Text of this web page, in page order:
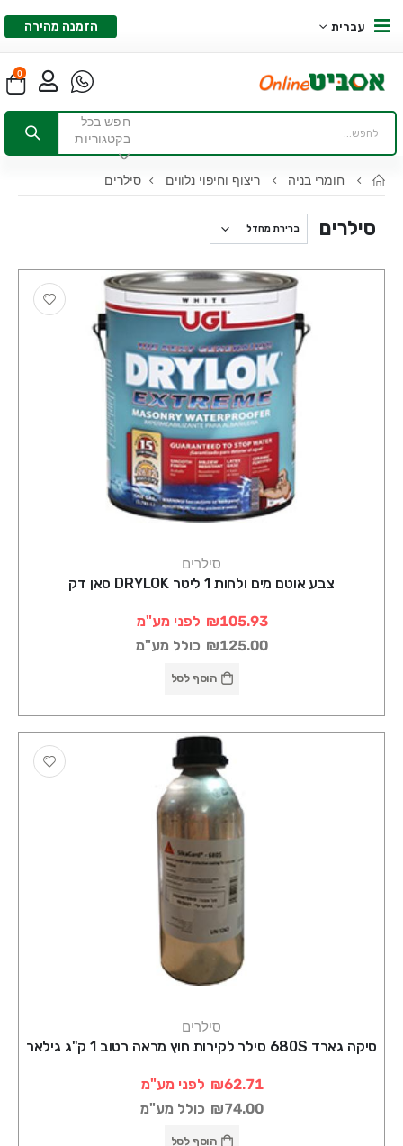
עברית הזמנה מהירה
0
חפש בכל
בקטגוריות
חומרי בניה ריצוף וחיפוי נלווים סילרים
סילרים
סילרים
צבע אוטם מים ולחות 1 ליטר DRYLOK סאן דק
₪105.93 לפני מע"מ
₪125.00 כולל מע"מ
הוסף לסל
סילרים
סיקה גארד 680S סילר לקירות חוץ מראה רטוב 1 ק"ג גילאר
₪62.71 לפני מע"מ
₪74.00 כולל מע"מ
הוסף לסל